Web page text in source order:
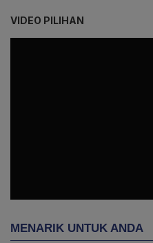
VIDEO PILIHAN